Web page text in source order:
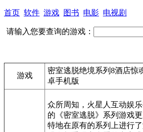
首页 软件 游戏 图书 电影 电视剧
请输入您要查询的游戏：
游戏
密室逃脱绝境系列8酒店惊
卓手机版
众所周知，火星人互动娱
的《密室逃脱》系列游戏
特地在原有的系列上进行